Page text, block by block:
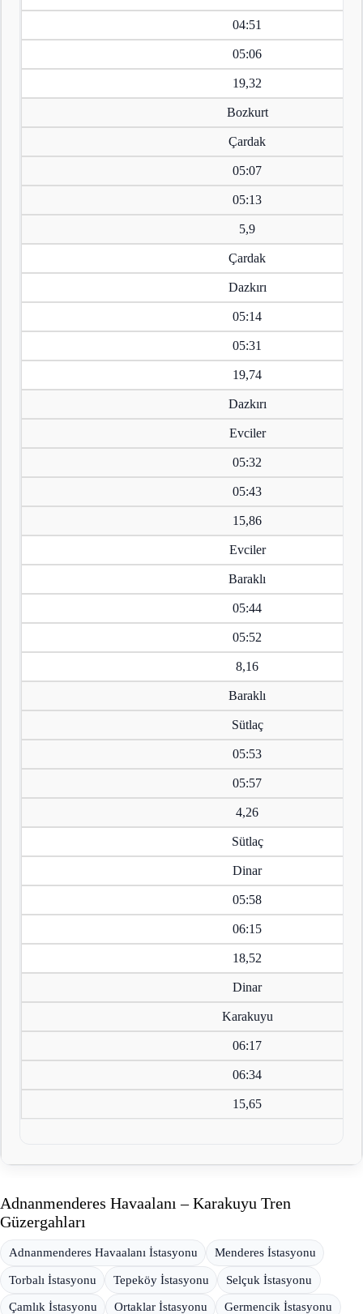
04:51
05:06
19,32
Bozkurt
Çardak
05:07
05:13
5,9
Çardak
Dazkırı
05:14
05:31
19,74
Dazkırı
Evciler
05:32
05:43
15,86
Evciler
Baraklı
05:44
05:52
8,16
Baraklı
Sütlaç
05:53
05:57
4,26
Sütlaç
Dinar
05:58
06:15
18,52
Dinar
Karakuyu
06:17
06:34
15,65
Adnanmenderes Havaalanı – Karakuyu Tren
Güzergahları
Adnanmenderes Havaalanı İstasyonu Menderes İstasyonu
Torbalı İstasyonu Tepeköy İstasyonu Selçuk İstasyonu
Çamlık İstasyonu Ortaklar İstasyonu Germencik İstasyonu